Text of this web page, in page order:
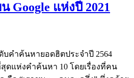
Google แห่งปี 2021
บคำค้นหายอดฮิตประจำปี 2564
สุดแห่งคำค้นหา 10 โดยเรื่องที่คน